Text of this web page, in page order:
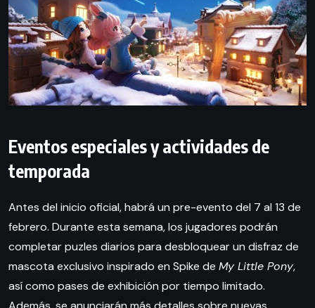
Eventos especiales y actividades de
temporada
Antes del inicio oficial, habrá un pre-evento del 7 al 13 de
febrero. Durante esta semana, los jugadores podrán
completar puzles diarios para desbloquear un disfraz de
mascota exclusivo inspirado en Spike de My Little Pony,
así como pases de exhibición por tiempo limitado.